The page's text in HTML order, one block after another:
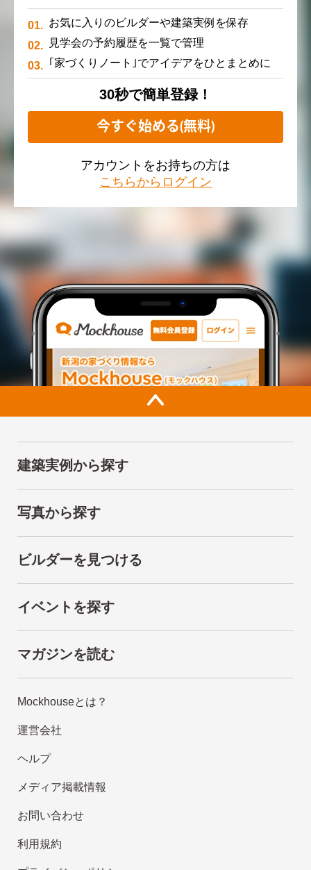
お気に入りのビルダーや建築実例を保存
見学会の予約履歴を一覧で管理
｢家づくりノート｣でアイデアをひとまとめに
30秒で簡単登録！
今すぐ始める(無料)
アカウントをお持ちの方は
こちらからログイン
建築実例から探す
写真から探す
ビルダーを見つける
イベントを探す
マガジンを読む
Mockhouseとは？
運営会社
ヘルプ
メディア掲載情報
お問い合わせ
利用規約